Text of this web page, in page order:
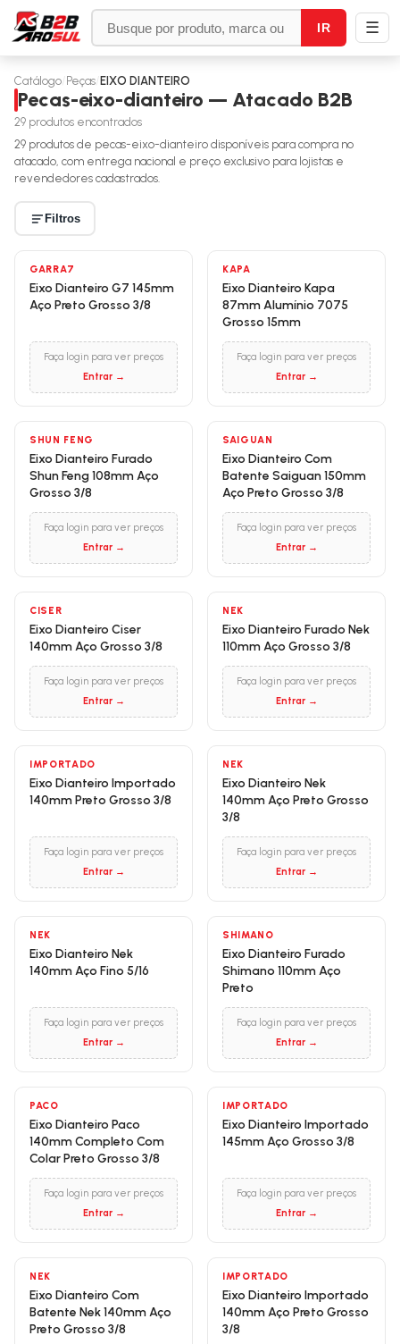
IR ☰
Catálogo Peças EIXO DIANTEIRO
Pecas-eixo-dianteiro — Atacado B2B
29 produtos encontrados
29 produtos de pecas-eixo-dianteiro disponíveis para compra no
atacado, com entrega nacional e preço exclusivo para lojistas e
revendedores cadastrados.
Filtros
GARRA7
Eixo Dianteiro G7 145mm
Aço Preto Grosso 3/8
Faça login para ver preços
Entrar →
KAPA
Eixo Dianteiro Kapa
87mm Alumínio 7075
Grosso 15mm
Faça login para ver preços
Entrar →
SHUN FENG
Eixo Dianteiro Furado
Shun Feng 108mm Aço
Grosso 3/8
Faça login para ver preços
Entrar →
SAIGUAN
Eixo Dianteiro Com
Batente Saiguan 150mm
Aço Preto Grosso 3/8
Faça login para ver preços
Entrar →
CISER
Eixo Dianteiro Ciser
140mm Aço Grosso 3/8
Faça login para ver preços
Entrar →
NEK
Eixo Dianteiro Furado Nek
110mm Aço Grosso 3/8
Faça login para ver preços
Entrar →
IMPORTADO
Eixo Dianteiro Importado
140mm Preto Grosso 3/8
Faça login para ver preços
Entrar →
NEK
Eixo Dianteiro Nek
140mm Aço Preto Grosso
3/8
Faça login para ver preços
Entrar →
NEK
Eixo Dianteiro Nek
140mm Aço Fino 5/16
Faça login para ver preços
Entrar →
SHIMANO
Eixo Dianteiro Furado
Shimano 110mm Aço
Preto
Faça login para ver preços
Entrar →
PACO
Eixo Dianteiro Paco
140mm Completo Com
Colar Preto Grosso 3/8
Faça login para ver preços
Entrar →
IMPORTADO
Eixo Dianteiro Importado
145mm Aço Grosso 3/8
Faça login para ver preços
Entrar →
NEK
Eixo Dianteiro Com
Batente Nek 140mm Aço
Preto Grosso 3/8
IMPORTADO
Eixo Dianteiro Importado
140mm Aço Preto Grosso
3/8